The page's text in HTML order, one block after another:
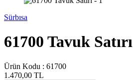
Sürbısa
61700 Tavuk Satırı
Ürün Kodu : 61700
1.470,00 TL